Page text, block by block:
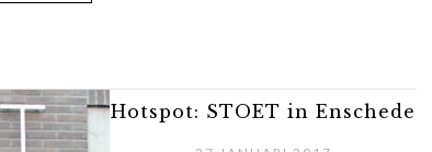
Hotspot: STOET in Enschede